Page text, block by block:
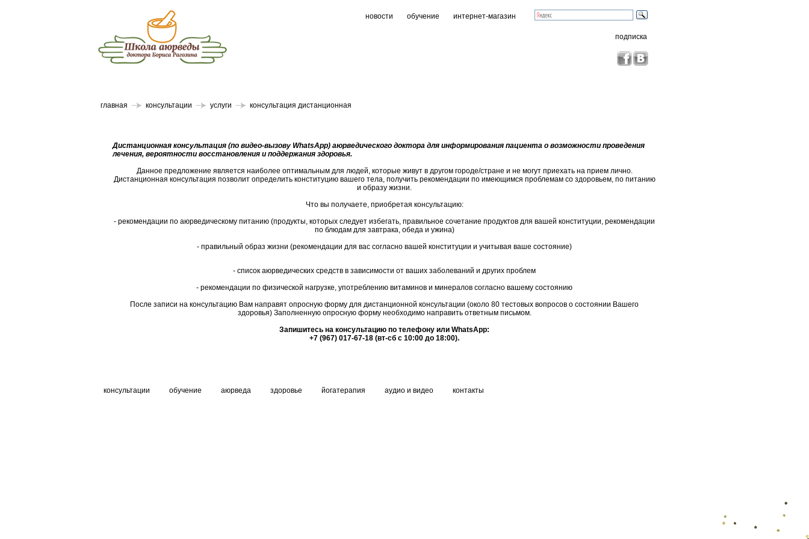
новости обучение интернет-магазин
подписка
главная консультации услуги консультация дистанционная
Дистанционная консультация (по видео-вызову WhatsApp) аюрведического доктора для информирования пациента о возможности проведения
лечения, вероятности восстановления и поддержания здоровья.
Данное предложение является наиболее оптимальным для людей, которые живут в другом городе/стране и не могут приехать на прием лично.
Дистанционная консультация позволит определить конституцию вашего тела, получить рекомендации по имеющимся проблемам со здоровьем, по питанию
и образу жизни.
Что вы получаете, приобретая консультацию:
- рекомендации по аюрведическому питанию (продукты, которых следует избегать, правильное сочетание продуктов для вашей конституции, рекомендации
по блюдам для завтрака, обеда и ужина)
- правильный образ жизни (рекомендации для вас согласно вашей конституции и учитывая ваше состояние)
- список аюрведических средств в зависимости от ваших заболеваний и других проблем
- рекомендации по физической нагрузке, употреблению витаминов и минералов согласно вашему состоянию
После записи на консультацию Вам направят опросную форму для дистанционной консультации (около 80 тестовых вопросов о состоянии Вашего
здоровья) Заполненную опросную форму необходимо направить ответным письмом.
Запишитесь на консультацию по телефону или WhatsApp:
+7 (967) 017-67-18 (вт-сб с 10:00 до 18:00).
консультации обучение аюрведа здоровье йогатерапия аудио и видео контакты